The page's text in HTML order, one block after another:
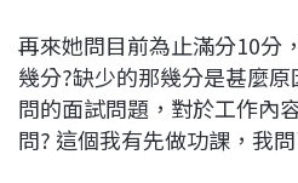
再來她問目前為止滿分10分
幾分?缺少的那幾分是甚麼
問的面試問題，對於工作內
問? 這個我有先做功課，我